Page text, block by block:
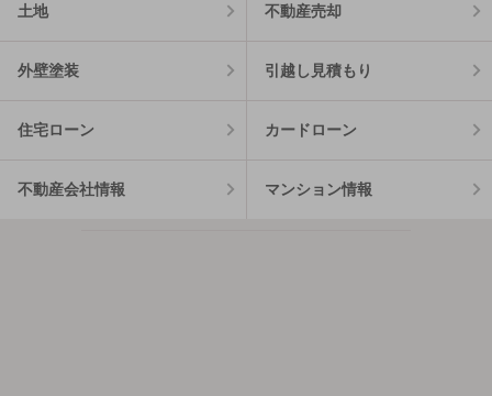
土地 不動産売却
外壁塗装 引越し見積もり
住宅ローン カードローン
不動産会社情報 マンション情報